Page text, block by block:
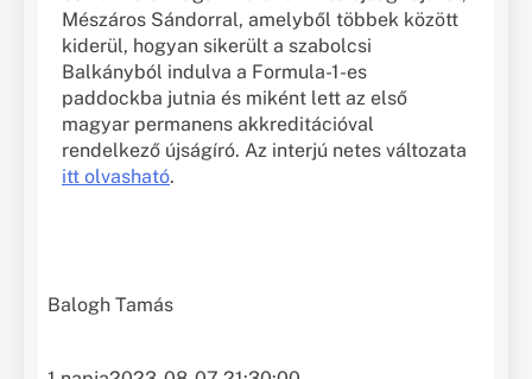
Mészáros Sándorral, amelyből többek között
kiderül, hogyan sikerült a szabolcsi
Balkányból indulva a Formula-1-es
paddockba jutnia és miként lett az első
magyar permanens akkreditációval
rendelkező újságíró. Az interjú netes változata
itt olvasható.
Balogh Tamás